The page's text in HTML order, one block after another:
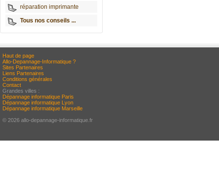
réparation imprimante
Tous nos conseils ...
Haut de page
Allo-Depannage-Informatique ?
Sites Partenaires
Liens Partenaires
Conditions générales
Contact
Grandes villes :
Dépannage informatique Paris
Dépannage informatique Lyon
Dépannage informatique Marseille
© 2026 allo-depannage-informatique.fr